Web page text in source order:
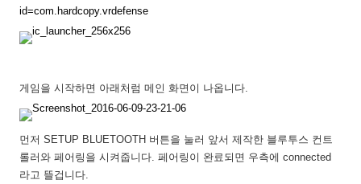
id=com.hardcopy.vrdefense
게임을 시작하면 아래처럼 메인 화면이 나옵니다.
먼저 SETUP BLUETOOTH 버튼을 눌러 앞서 제작한 블루투스 컨트
롤러와 페어링을 시켜줍니다. 페어링이 완료되면 우측에 connected
라고 뜰겁니다.